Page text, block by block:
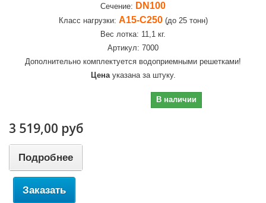
Сечение: DN100
Класс нагрузки: А15-С250(до 25 тонн)
Вес лотка: 11,1 кг.
Артикул: 7000
Дополнительно комплектуется водоприемными решетками!
Ценауказана за штуку.
В наличии
3 519,00 руб
Подробнее
Заказать